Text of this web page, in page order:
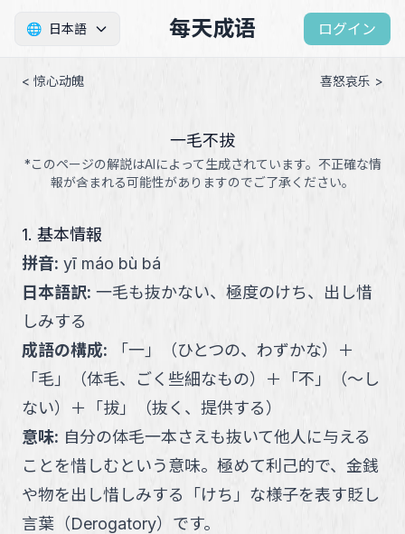
🌐 日本語 每天成语 ログイン
< 惊心动魄 喜怒哀乐 >
一毛不拔
*このページの解説はAIによって生成されています。不正確な情
報が含まれる可能性がありますのでご了承ください。
1. 基本情報
拼音: yī máo bù bá
日本語訳: 一毛も抜かない、極度のけち、出し惜
しみする
成語の構成: 「一 」 （ひとつの、わずかな） ＋
「毛 」 （体毛、ごく些細なもの） ＋ 「不 」 （～し
ない） ＋ 「拔 」 （抜く、提供する）
意味: 自分の体毛一本さえも抜いて他人に与える
ことを惜しむという意味。極めて利己的で、金銭
や物を出し惜しみする「けち」な様子を表す貶し
言葉（Derogatory）です。